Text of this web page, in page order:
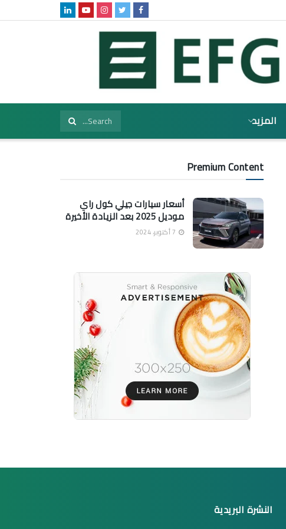
المزيد
Premium Content
أسعار سيارات جيلي كول راي
موديل 2025 بعد الزيادة الأخيرة
النشرة البريدية